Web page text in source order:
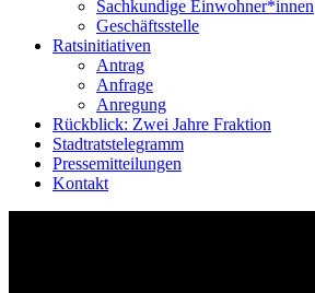
Sachkundige Einwohner*innen
Geschäftsstelle
Ratsinitiativen
Antrag
Anfrage
Anregung
Rückblick: Zwei Jahre Fraktion
Stadtratstelegramm
Pressemitteilungen
Kontakt